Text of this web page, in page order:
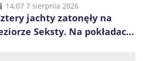
14:07 7 sierpnia 2026
jachty zatonęły na
Seksty. Na pokładach